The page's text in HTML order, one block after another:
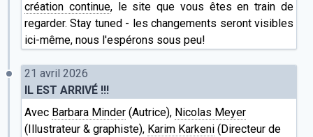
création continue, le site que vous êtes en train de
regarder. Stay tuned - les changements seront visibles
ici-même, nous l'espérons sous peu!
21 avril 2026
IL EST ARRIVÉ !!!
Avec Barbara Minder (Autrice), Nicolas Meyer
(Illustrateur & graphiste), Karim Karkeni (Directeur de